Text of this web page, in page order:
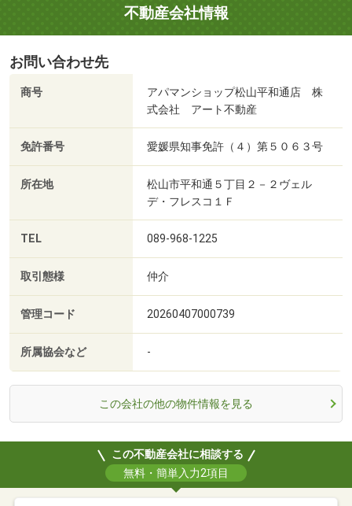
不動産会社情報
お問い合わせ先
商号
アパマンショップ松山平和通店 株
式会社 アート不動産
免許番号 愛媛県知事免許（４）第５０６３号
所在地
松山市平和通５丁目２－２ヴェル
デ・フレスコ１Ｆ
TEL 089-968-1225
取引態様 仲介
管理コード 20260407000739
所属協会など -
この会社の他の物件情報を見る
この不動産会社に相談する
無料・簡単入力2項目